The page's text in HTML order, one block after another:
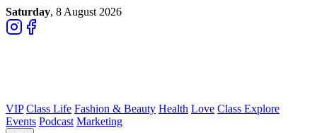
Saturday, 8 August 2026
VIP Class Life Fashion & Beauty Health Love Class Explore
Events Podcast Marketing